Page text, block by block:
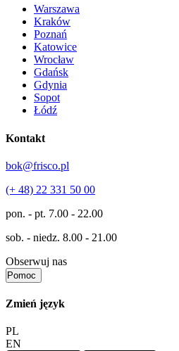
Warszawa
Kraków
Poznań
Katowice
Wrocław
Gdańsk
Gdynia
Sopot
Łódź
Kontakt
bok@frisco.pl
(+ 48) 22 331 50 00
pon. - pt. 7.00 - 22.00
sob. - niedz. 8.00 - 21.00
Obserwuj nas
Pomoc
Zmień język
PL
EN